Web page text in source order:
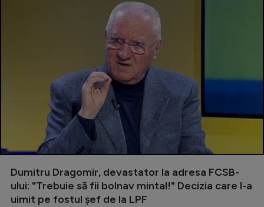
Dumitru Dragomir, devastator la adresa FCSB-
ului: "Trebuie să fii bolnav mintal!" Decizia care l-a
uimit pe fostul șef de la LPF